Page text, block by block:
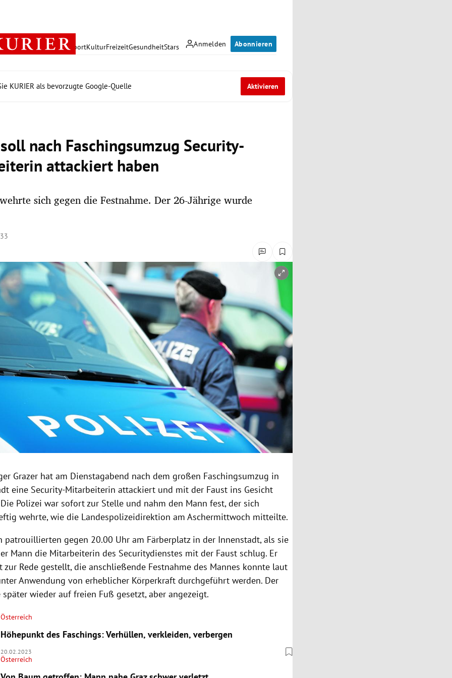
Anmelden Abonnieren
PolitikWirtschaft SportKulturFreizeitGesundheitStars
KURIER als bevorzugte Google-Quelle Aktivieren
nach Faschingsumzug Security-
attackiert haben
sich gegen die Festnahme. Der 26-Jährige wurde
öffnen/schließen
Grazer hat am Dienstagabend nach dem großen Faschingsumzug in
eine Security-Mitarbeiterin attackiert und mit der Faust ins Gesicht
Polizei war sofort zur Stelle und nahm den Mann fest, der sich
wehrte, wie die Landespolizeidirektion am Aschermittwoch mitteilte.
patrouillierten gegen 20.00 Uhr am Färberplatz in der Innenstadt, als sie
Mann die Mitarbeiterin des Securitydienstes mit der Faust schlug. Er
zur Rede gestellt, die anschließende Festnahme des Mannes konnte laut
Anwendung von erheblicher Körperkraft durchgeführt werden. Der
später wieder auf freien Fuß gesetzt, aber angezeigt.
Österreich
Höhepunkt des Faschings: Verhüllen, verkleiden, verbergen
20.02.2023
Österreich